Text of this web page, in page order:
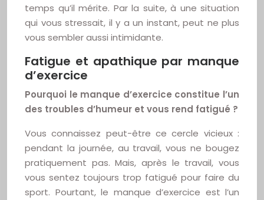
temps qu’il mérite. Par la suite, à une situation
qui vous stressait, il y a un instant, peut ne plus
vous sembler aussi intimidante.
Fatigue et apathique par manque
d’exercice
Pourquoi le manque d’exercice constitue l’un
des troubles d’humeur et vous rend fatigué ?
Vous connaissez peut-être ce cercle vicieux :
pendant la journée, au travail, vous ne bougez
pratiquement pas. Mais, après le travail, vous
vous sentez toujours trop fatigué pour faire du
sport. Pourtant, le manque d’exercice est l’un